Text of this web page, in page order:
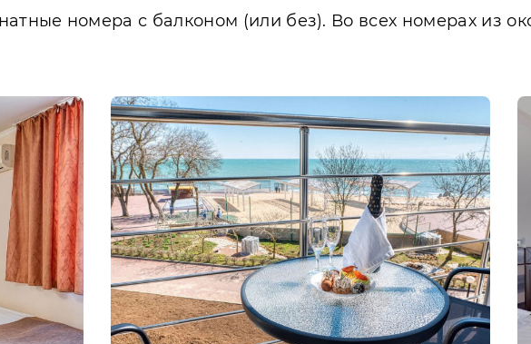
номера с балконом (или без). Во всех номерах из